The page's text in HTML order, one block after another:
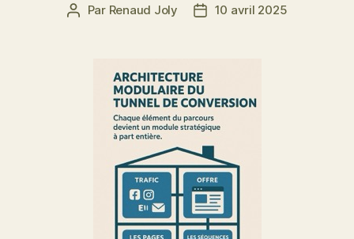
Auteur
Par Renaud Joly
Date10 avril 2025